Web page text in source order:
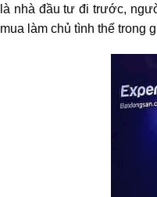
là nhà đầu tư đi trước,
mua làm chủ tình thế trong